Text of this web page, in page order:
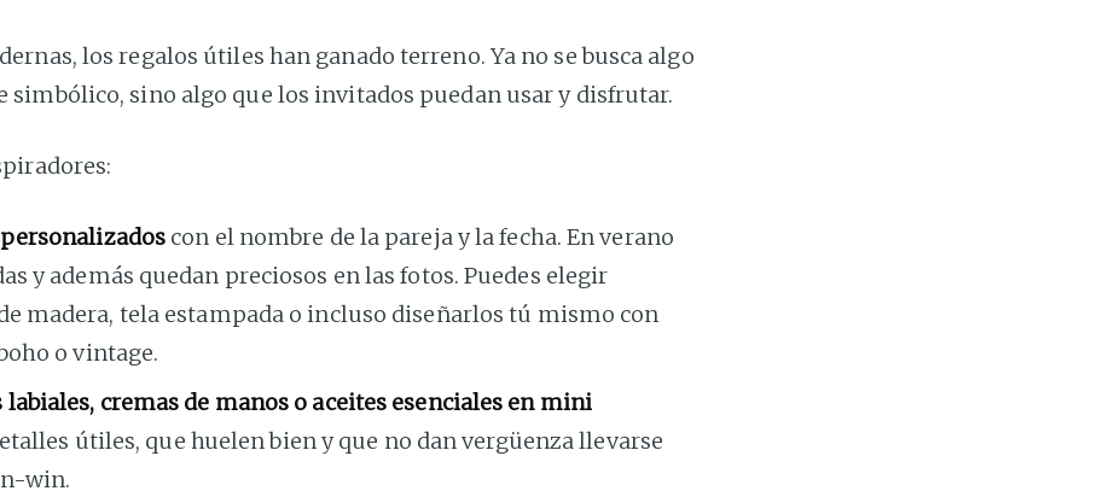
los regalos útiles han ganado terreno. Ya no se busca algo
simbólico, sino algo que los invitados puedan usar y disfrutar.
con el nombre de la pareja y la fecha. En verano
y además quedan preciosos en las fotos. Puedes elegir
madera, tela estampada o incluso diseñarlos tú mismo con
o vintage.
labiales, cremas de manos o aceites esenciales en mini
útiles, que huelen bien y que no dan vergüenza llevarse
win.